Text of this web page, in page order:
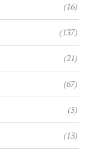
(16)
(137)
(21)
(67)
(5)
(13)